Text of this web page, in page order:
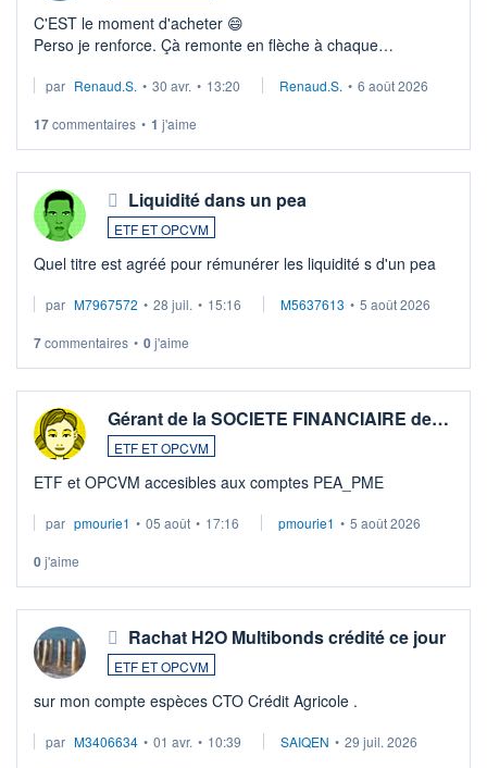
C'EST le moment d'acheter 😄​
Perso je renforce. Çà remonte en flèche à chaque
Investissement long terme tip top pour sa retraite.
par Renaud.S. • 30 avr. • 13:20 Renaud.S. • 6 août 2026
17commentaires • 1 j'aime
Liquidité dans un pea
ETF ET OPCVM
Quel titre est agréé pour rémunérer les liquidité s d'un pea
par M7967572 • 28 juil. • 15:16 M5637613 • 5 août 2026
7commentaires • 0j'aime
Gérant de la SOCIETE FINANCIAIRE de…
ETF ET OPCVM
ETF et OPCVM accesibles aux comptes PEA_PME
par pmourie1 • 05 août • 17:16 pmourie1 • 5 août 2026
0j'aime
Rachat H2O Multibonds crédité ce jour
ETF ET OPCVM
sur mon compte espèces CTO Crédit Agricole .
par M3406634 • 01 avr. • 10:39 SAIQEN • 29 juil. 2026